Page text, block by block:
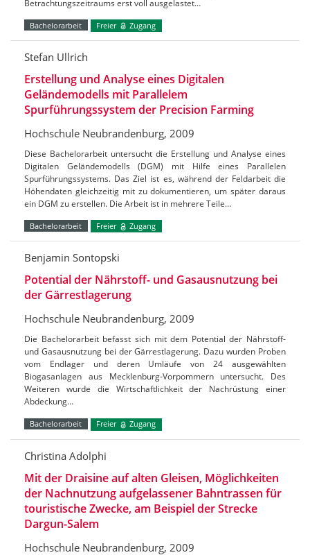
Betrachtungszeitraums erst voll ausgelastet…
Bachelorarbeit Freier Zugang
Stefan Ullrich
Erstellung und Analyse eines Digitalen
Geländemodells mit Parallelem
Spurführungssystem der Precision Farming
Hochschule Neubrandenburg, 2009
Diese Bachelorarbeit untersucht die Erstellung und Analyse eines
Digitalen Geländemodells (DGM) mit Hilfe eines Parallelen
Spurführungssystems. Das Ziel ist es, während der Feldarbeit die
Höhendaten gleichzeitig mit zu dokumentieren, um später daraus
ein DGM zu erstellen. Die Arbeit ist in mehrere Teile…
Bachelorarbeit Freier Zugang
Benjamin Sontopski
Potential der Nährstoff- und Gasausnutzung bei
der Gärrestlagerung
Hochschule Neubrandenburg, 2009
Die Bachelorarbeit befasst sich mit dem Potential der Nährstoff-
und Gasausnutzung bei der Gärrestlagerung. Dazu wurden Proben
vom Endlager und deren Umläufe von 24 ausgewählten
Biogasanlagen aus Mecklenburg-Vorpommern untersucht. Des
Weiteren wurde die Wirtschaftlichkeit der Nachrüstung einer
Abdeckung…
Bachelorarbeit Freier Zugang
Christina Adolphi
Mit der Draisine auf alten Gleisen, Möglichkeiten
der Nachnutzung aufgelassener Bahntrassen für
touristische Zwecke, am Beispiel der Strecke
Dargun-Salem
Hochschule Neubrandenburg, 2009